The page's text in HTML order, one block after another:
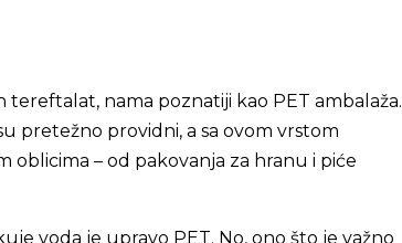
tereftalat, nama poznatiji kao PET ambalaža.
pretežno providni, a sa ovom vrstom
oblicima – od pakovanja za hranu i piće
voda je upravo PET. No, ono što je važno